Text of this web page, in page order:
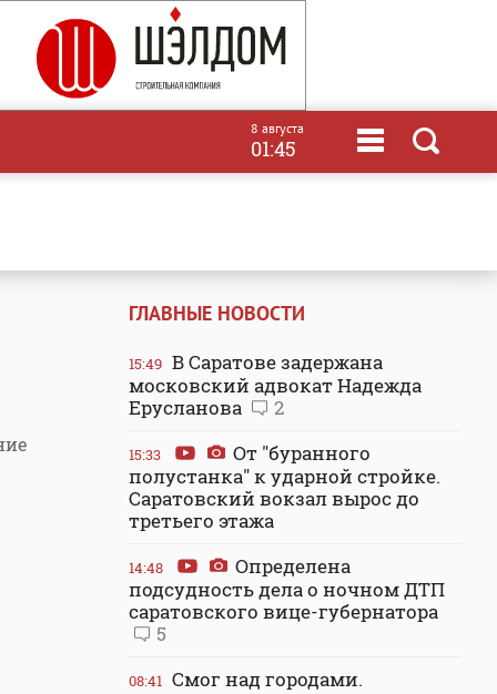
8 августа
01:45
ГЛАВНЫЕ НОВОСТИ
15:49 В Саратове задержана
московский адвокат Надежда
Ерусланова
2
15:33
От "буранного
полустанка" к ударной стройке.
Саратовский вокзал вырос до
третьего этажа
14:48
Определена
подсудность дела о ночном ДТП
саратовского вице-губернатора
5
08:41 Смог над городами.